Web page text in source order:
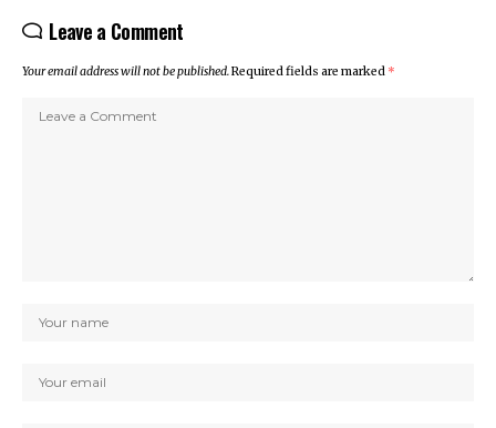
Leave a Comment
Your email address will not be published.Required fields are marked *